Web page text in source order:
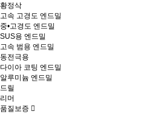
황정삭
고속 고경도 엔드밀
중•고경도 엔드밀
SUS용 엔드밀
고속 범용 엔드밀
동전극용
다이아 코팅 엔드밀
알루미늄 엔드밀
드릴
리머
품질보증